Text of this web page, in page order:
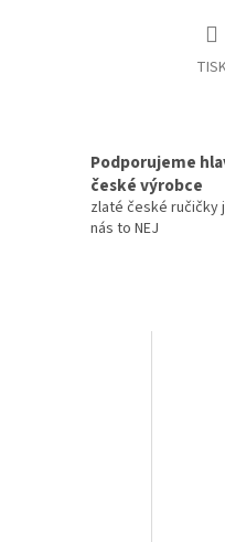
Podporujeme
české výrobce
zlaté české ručičky
nás to NEJ